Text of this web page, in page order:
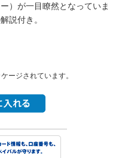
）が一目瞭然となっていま
説付き。
ージされています。